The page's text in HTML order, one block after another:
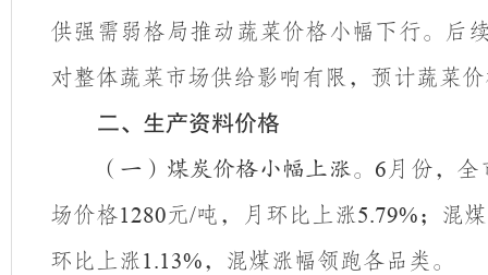
供强需弱格局推动蔬菜价格小幅下行。后
对整体蔬菜市场供给影响有限，预计蔬菜
二、生产资料价格
（一）煤炭价格小幅上涨。 6 月份，
场价格1280元/吨，月环比上涨5.79%；混
环比上涨 1.13%，混煤涨幅领跑各品类。